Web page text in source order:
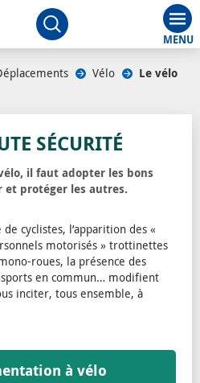
Ouvrir le moteur de
Vélo
Le vélo
SÉCURITÉ
il faut adopter les bons
et protéger les autres.
cyclistes, l’apparition des «
motorisés » trottinettes
roues, la présence des
en commun… modifient
inciter, tous ensemble, à
à vélo